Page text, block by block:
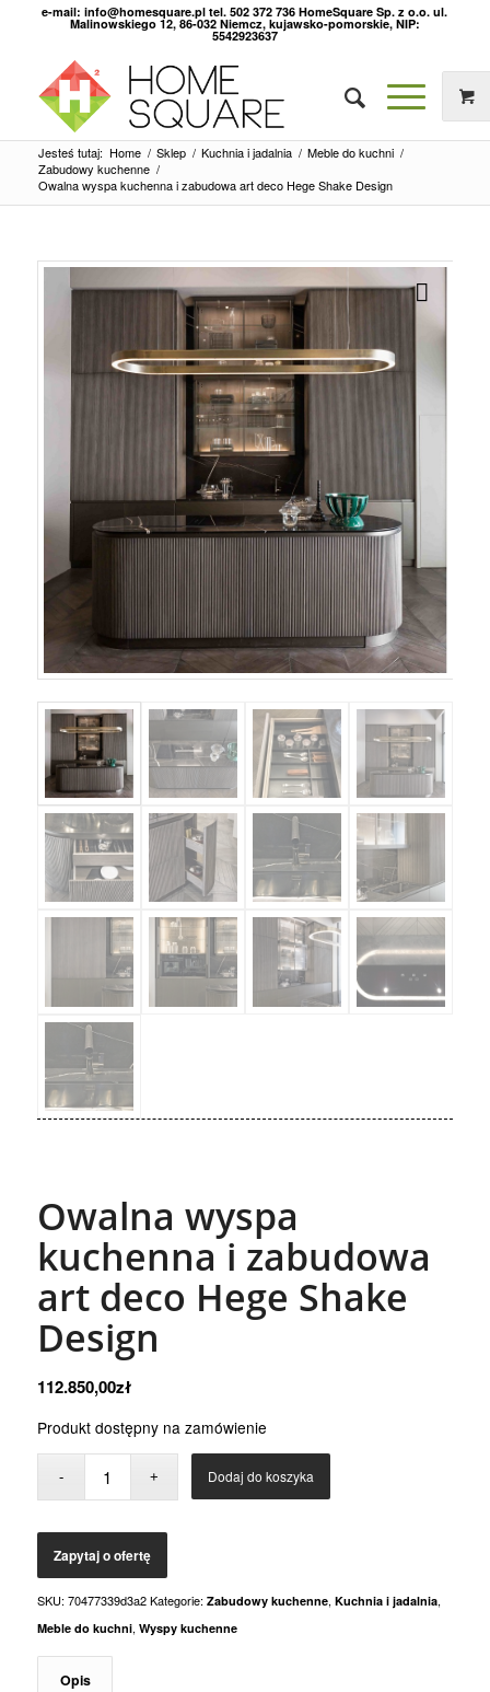
e-mail: info@homesquare.pl tel. 502 372 736 HomeSquare Sp. z o.o. ul.
Malinowskiego 12, 86-032 Niemcz, kujawsko-pomorskie, NIP:
5542923637
Jesteś tutaj: Home / Sklep / Kuchnia i jadalnia / Meble do kuchni /
Zabudowy kuchenne /
Owalna wyspa kuchenna i zabudowa art deco Hege Shake Design
Owalna wyspa
kuchenna i zabudowa
art deco Hege Shake
Design
112.850,00zł
Produkt dostępny na zamówienie
Dodaj do koszyka
SKU: 70477339d3a2 Kategorie: Zabudowy kuchenne, Kuchnia i jadalnia,
Meble do kuchni, Wyspy kuchenne
Opis